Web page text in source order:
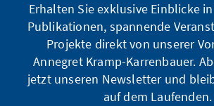
Erhalten Sie exklusive Einblicke
Publikationen, spannende
Projekte direkt von unserer
Annegret Kramp-Karrenbauer.
jetzt unseren Newsletter und
auf dem Laufenden.